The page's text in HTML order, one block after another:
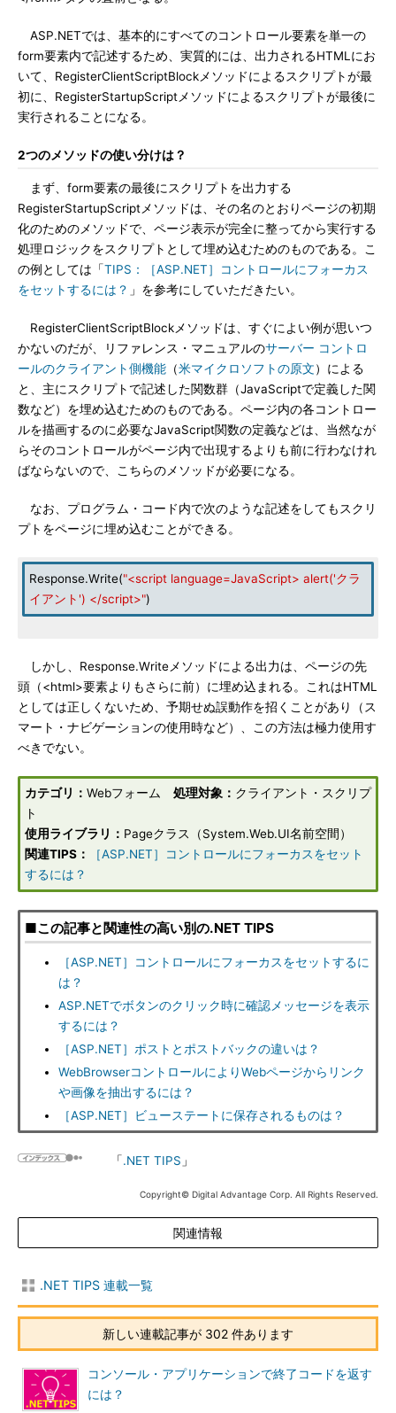
ASP.NETでは、基本的にすべてのコントロール要素を単一の
form要素内で記述するため、実質的には、出力されるHTMLにお
いて、RegisterClientScriptBlockメソッドによるスクリプトが最
初に、RegisterStartupScriptメソッドによるスクリプトが最後に
実行されることになる。
2つのメソッドの使い分けは？
まず、form要素の最後にスクリプトを出力する
RegisterStartupScriptメソッドは、その名のとおりページの初期
化のためのメソッドで、ページ表示が完全に整ってから実行する
処理ロジックをスクリプトとして埋め込むためのものである。こ
の例としては「TIPS：［ASP.NET］コントロールにフォーカス
をセットするには？ 」を参考にしていただきたい。
RegisterClientScriptBlockメソッドは、すぐによい例が思いつ
かないのだが、リファレンス・マニュアルのサーバー コントロ
ールのクライアント側機能 （米マイクロソフトの原文）による
と、主にスクリプトで記述した関数群（JavaScriptで定義した関
数など）を埋め込むためのものである。ページ内の各コントロー
ルを描画するのに必要なJavaScript関数の定義などは、当然なが
らそのコントロールがページ内で出現するよりも前に行わなけれ
ばならないので、こちらのメソッドが必要になる。
なお、プログラム・コード内で次のような記述をしてもスクリ
プトをページに埋め込むことができる。
Response.Write("<script language=JavaScript> alert('クラ
イアント') </script>")
しかし、Response.Writeメソッドによる出力は、ページの先
頭（<html>要素よりもさらに前）に埋め込まれる。これはHTML
としては正しくないため、予期せぬ誤動作を招くことがあり（ス
マート・ナビゲーションの使用時など）、この方法は極力使用す
べきでない。
カテゴリ： Webフォーム 処理対象： クライアント・スクリプ
ト
使用ライブラリ： Pageクラス（System.Web.UI名前空間）
関連TIPS：
［ASP.NET］コントロールにフォーカスをセット
するには？
■この記事と関連性の高い別の.NET TIPS
［ASP.NET］コントロールにフォーカスをセットするに
は？
ASP.NETでボタンのクリック時に確認メッセージを表示
するには？
［ASP.NET］ポストとポストバックの違いは？
WebBrowserコントロールによりWebページからリンク
や画像を抽出するには？
［ASP.NET］ビューステートに保存されるものは？
「.NET TIPS 」
Copyright© Digital Advantage Corp. All Rights Reserved.
関連情報
.NET TIPS 連載一覧
新しい連載記事が 302 件あります
コンソール・アプリケーションで終了コードを返す
には？